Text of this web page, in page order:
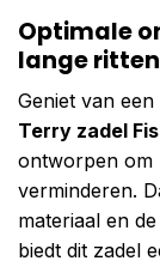
Optimale
lange ritten
Geniet van
Terry zadel
ontworpen om
verminderen.
materiaal en
biedt dit zadel